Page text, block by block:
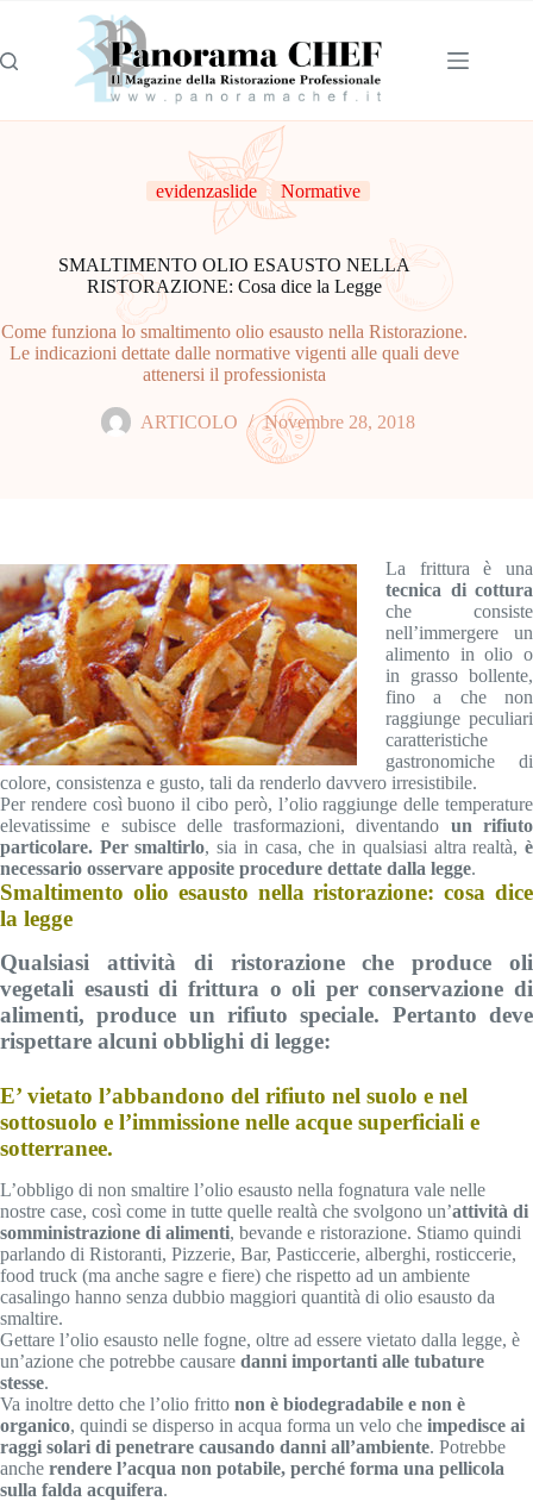
evidenzaslide Normative
SMALTIMENTO OLIO ESAUSTO NELLA
RISTORAZIONE: Cosa dice la Legge
Come funziona lo smaltimento olio esausto nella Ristorazione.
Le indicazioni dettate dalle normative vigenti alle quali deve
attenersi il professionista
ARTICOLO Novembre 28, 2018
La frittura è una
tecnica di cottura
che consiste
nell’immergere un
alimento in olio o
in grasso bollente,
fino a che non
raggiunge peculiari
caratteristiche
gastronomiche di
colore, consistenza e gusto, tali da renderlo davvero irresistibile.
Per rendere così buono il cibo però, l’olio raggiunge delle temperature
elevatissime e subisce delle trasformazioni, diventando un rifiuto
particolare. Per smaltirlo, sia in casa, che in qualsiasi altra realtà,è
necessario osservare apposite procedure dettate dalla legge.
Smaltimento olio esausto nella ristorazione: cosa dice
la legge
Qualsiasi attività di ristorazione che produce oli
vegetali esausti di frittura o oli per conservazione di
alimenti, produce un rifiuto speciale. Pertanto deve
rispettare alcuni obblighi di legge:
E’ vietato l’abbandono del rifiuto nel suolo e nel
sottosuolo e l’immissione nelle acque superficiali e
sotterranee.
L’obbligo di non smaltire l’olio esausto nella fognatura vale nelle
nostre case, così come in tutte quelle realtà che svolgono un’attività di
somministrazione di alimenti, bevande e ristorazione. Stiamo quindi
parlando di Ristoranti, Pizzerie, Bar, Pasticcerie, alberghi, rosticcerie,
food truck (ma anche sagre e fiere) che rispetto ad un ambiente
casalingo hanno senza dubbio maggiori quantità di olio esausto da
smaltire.
Gettare l’olio esausto nelle fogne, oltre ad essere vietato dalla legge, è
un’azione che potrebbe causare danni importanti alle tubature
stesse.
Va inoltre detto che l’olio fritto non è biodegradabile e non è
organico, quindi se disperso in acqua forma un velo che impedisce ai
raggi solari di penetrare causando danni all’ambiente. Potrebbe
anche rendere l’acqua non potabile, perché forma una pellicola
sulla falda acquifera.